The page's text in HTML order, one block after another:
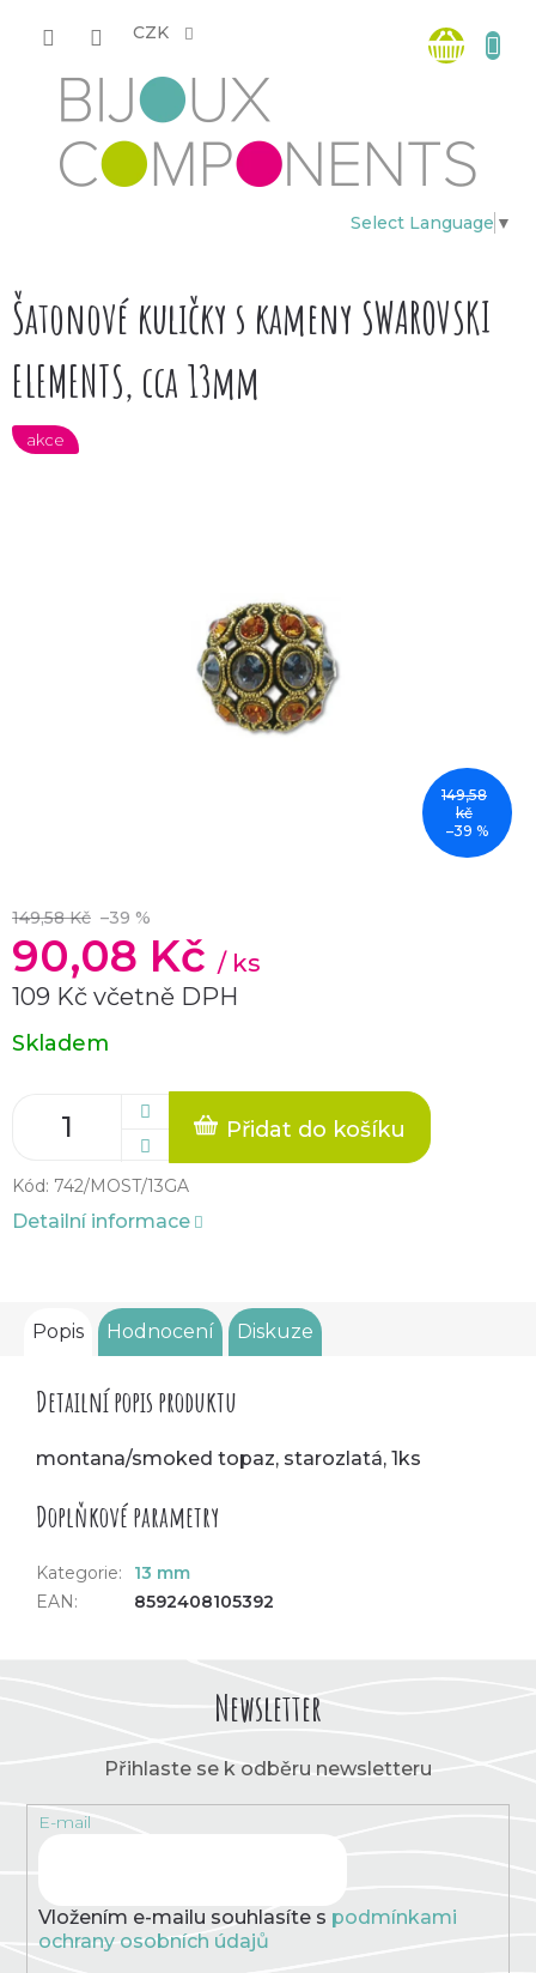
CZK
Select Language ▼
košík
Šatonové kuličky s kameny SWAROVSKI
ELEMENTS, cca 13mm
akce
149,58
kč
–39 %
149,58 Kč –39 %
90,08 Kč / ks
109 Kč včetně DPH
Měrná
cena:
Skladem
Přidat do košíku
Kód: 742/MOST/13GA
Detailní informace
Popis Hodnocení Diskuze
Detailní popis produktu
montana/smoked topaz, starozlatá, 1ks
Doplňkové parametry
Kategorie:
13 mm
EAN: 8592408105392
Newsletter
Přihlaste se k odběru newsletteru
E-mail
Vložením e-mailu souhlasíte s podmínkami
ochrany osobních údajů